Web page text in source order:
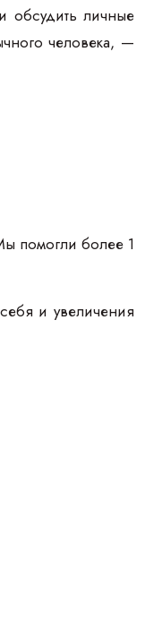
обсудить личные
человека, —
помогли более 1
и увеличения